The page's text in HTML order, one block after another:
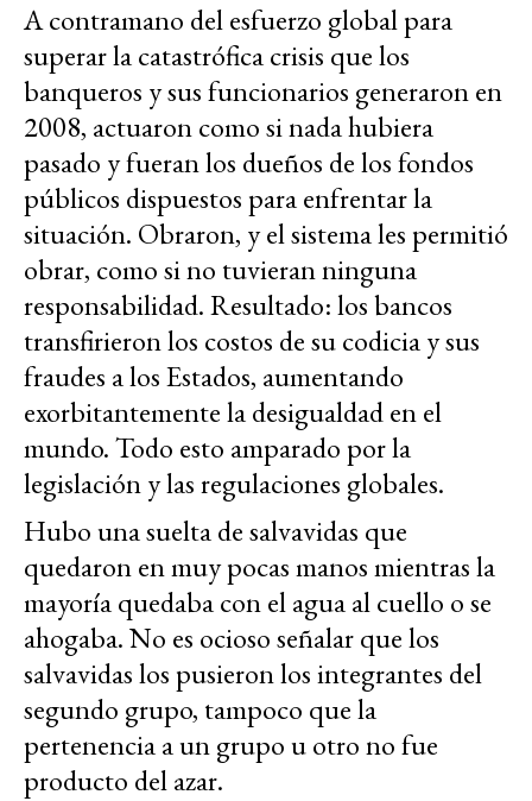
A contramano del esfuerzo global para
superar la catastrófica crisis que los
banqueros y sus funcionarios generaron en
2008, actuaron como si nada hubiera
pasado y fueran los dueños de los fondos
públicos dispuestos para enfrentar la
situación. Obraron, y el sistema les permitió
obrar, como si no tuvieran ninguna
responsabilidad. Resultado: los bancos
transfirieron los costos de su codicia y sus
fraudes a los Estados, aumentando
exorbitantemente la desigualdad en el
mundo. Todo esto amparado por la
legislación y las regulaciones globales.
Hubo una suelta de salvavidas que
quedaron en muy pocas manos mientras la
mayoría quedaba con el agua al cuello o se
ahogaba. No es ocioso señalar que los
salvavidas los pusieron los integrantes del
segundo grupo, tampoco que la
pertenencia a un grupo u otro no fue
producto del azar.